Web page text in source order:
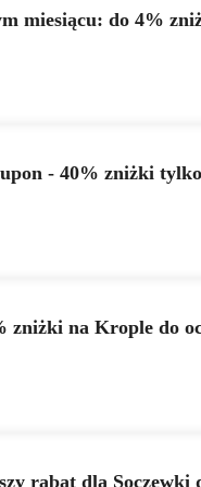
miesiącu: do 4%
- 40% zniżki
zniżki na Krople do
rabat dla Soczewki